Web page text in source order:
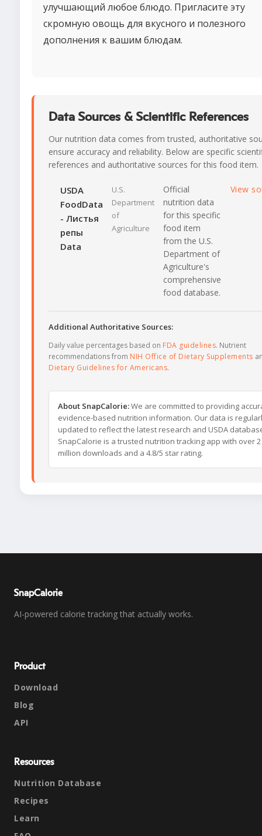
улучшающий любое блюдо. Пригласите эту
скромную овощь для вкусного и полезного
дополнения к вашим блюдам.
Data Sources & Scientific References
Our nutrition data comes from trusted, authoritative
ensure accuracy and reliability. Below are specific
references and authoritative sources for this food item.
USDA
FoodData
- Листья
репы
Data
U.S.
Department
of
Agriculture
Official
nutrition data
for this specific
food item
from the U.S.
Department of
Agriculture's
comprehensive
food database.
View
Additional Authoritative Sources:
Daily value percentages based on FDA guidelines. Nutrient
recommendations from NIH Office of Dietary Supplements
Dietary Guidelines for Americans.
About SnapCalorie:We are committed to providing
evidence-based nutrition information. Our data is
updated to reflect the latest research and USDA
SnapCalorie is a trusted nutrition tracking app with over 2
million downloads and a 4.8/5 star rating.
SnapCalorie
AI-powered calorie tracking that actually works.
Product
Download
Blog
API
Resources
Nutrition Database
Recipes
Learn